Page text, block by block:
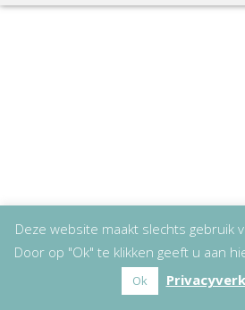
Deze website maakt slechts gebruik
Door op "Ok" te klikken geeft u aan
Ok